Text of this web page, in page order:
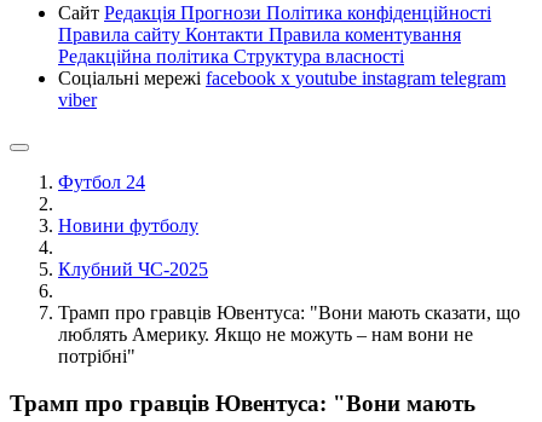
Сайт Редакція Прогнози Політика конфіденційності
Правила сайту Контакти Правила коментування
Редакційна політика Структура власності
Соціальні мережі facebook x youtube instagram telegram
viber
Футбол 24
Новини футболу
Клубний ЧС-2025
Трамп про гравців Ювентуса: "Вони мають сказати, що
люблять Америку. Якщо не можуть – нам вони не
потрібні"
Трамп про гравців Ювентуса: "Вони мають